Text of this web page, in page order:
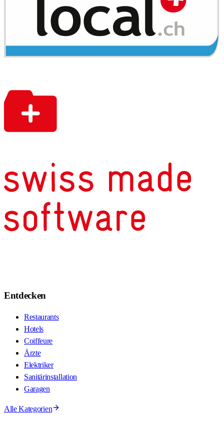
Entdecken
Restaurants
Hotels
Coiffeure
Ärzte
Elektriker
Sanitärinstallation
Garagen
Alle Kategorien